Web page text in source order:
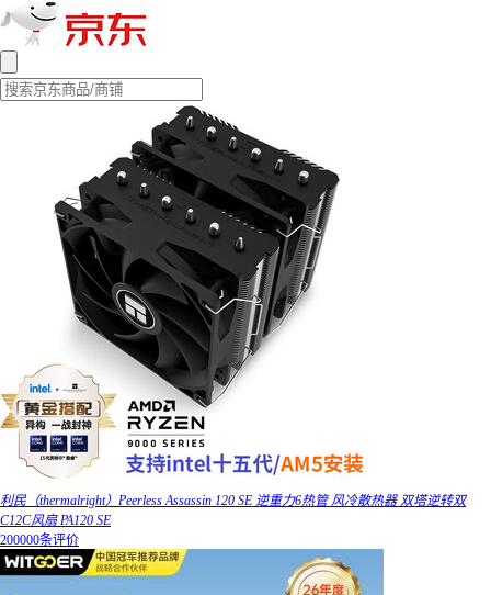
利民（thermalright）Peerless Assassin 120 SE 逆重力6热管 风冷散热器 双塔逆转双
C12C风扇 PA120 SE
200000条评价